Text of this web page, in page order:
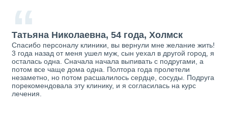
“
Татьяна Николаевна, 54 года, Холмск
Спасибо персоналу клиники, вы вернули мне желание жить!
3 года назад от меня ушел муж, сын уехал в другой город, я
осталась одна. Сначала начала выпивать с подругами, а
потом все чаще дома одна. Полтора года пролетели
незаметно, но потом расшалилось сердце, сосуды. Подруга
порекомендовала эту клинику, и я согласилась на курс
лечения.